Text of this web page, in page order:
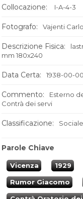
Parole Chiave
Vicenza 1929
Rumor Giacomo
Classificazione:
Fotografo: Vajenti
Descrizione Fisica:
mm 180x240
Data Certa: 1938-00-00
Collocazione: I-A-4-3
Commento:
Esterno
Contrà dei servi